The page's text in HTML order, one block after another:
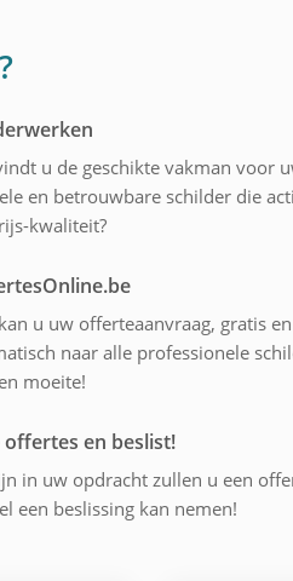
u de geschikte vakman voor
en betrouwbare schilder die
kwaliteit?
u uw offerteaanvraag, gratis
naar alle professionele
moeite!
en beslist!
in uw opdracht zullen u een
een beslissing kan nemen!